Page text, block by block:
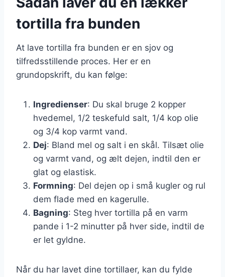
tortilla fra bunden
At lave tortilla fra bunden er en sjov og
tilfredsstillende proces. Her er en
grundopskrift, du kan følge:
Ingredienser: Du skal bruge 2 kopper
hvedemel, 1/2 teskefuld salt, 1/4 kop olie
og 3/4 kop varmt vand.
Dej: Bland mel og salt i en skål. Tilsæt olie
og varmt vand, og ælt dejen, indtil den er
glat og elastisk.
Formning: Del dejen op i små kugler og rul
dem flade med en kagerulle.
Bagning: Steg hver tortilla på en varm
pande i 1-2 minutter på hver side, indtil de
er let gyldne.
Når du har lavet dine tortillaer, kan du fylde